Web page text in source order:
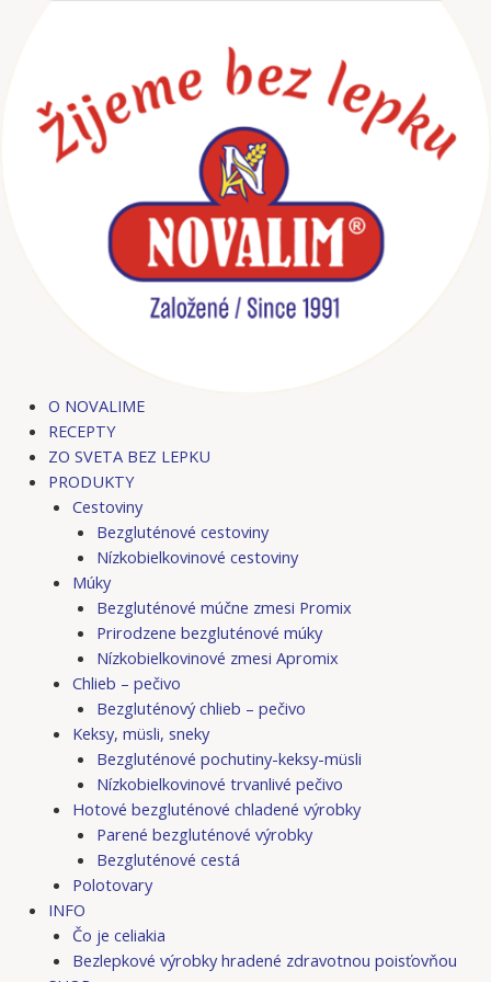
O NOVALIME
RECEPTY
ZO SVETA BEZ LEPKU
PRODUKTY
Cestoviny
Bezgluténové cestoviny
Nízkobielkovinové cestoviny
Múky
Bezgluténové múčne zmesi Promix
Prirodzene bezgluténové múky
Nízkobielkovinové zmesi Apromix
Chlieb – pečivo
Bezgluténový chlieb – pečivo
Keksy, müsli, sneky
Bezgluténové pochutiny-keksy-müsli
Nízkobielkovinové trvanlivé pečivo
Hotové bezgluténové chladené výrobky
Parené bezgluténové výrobky
Bezgluténové cestá
Polotovary
INFO
Čo je celiakia
Bezlepkové výrobky hradené zdravotnou poisťovňou